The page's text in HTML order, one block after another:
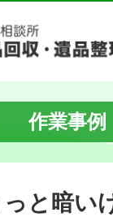
作業事例
と暗い